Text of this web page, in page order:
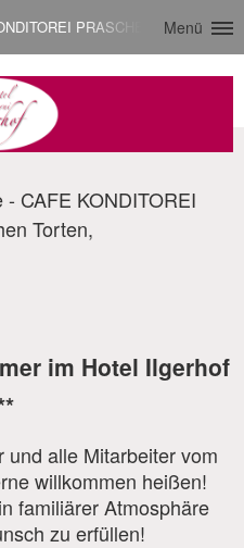
PRASCHBERGER -
Menü
CAFE KONDITOREI
Torten,
im Hotel Ilgerhof
und alle Mitarbeiter vom
willkommen heißen!
familiärer Atmosphäre
zu erfüllen!